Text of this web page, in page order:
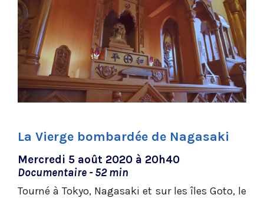
La Vierge bombardée de Nagasaki
Mercredi 5 août 2020 à 20h40
Documentaire - 52 min
Tourné à Tokyo, Nagasaki et sur les îles Goto, le